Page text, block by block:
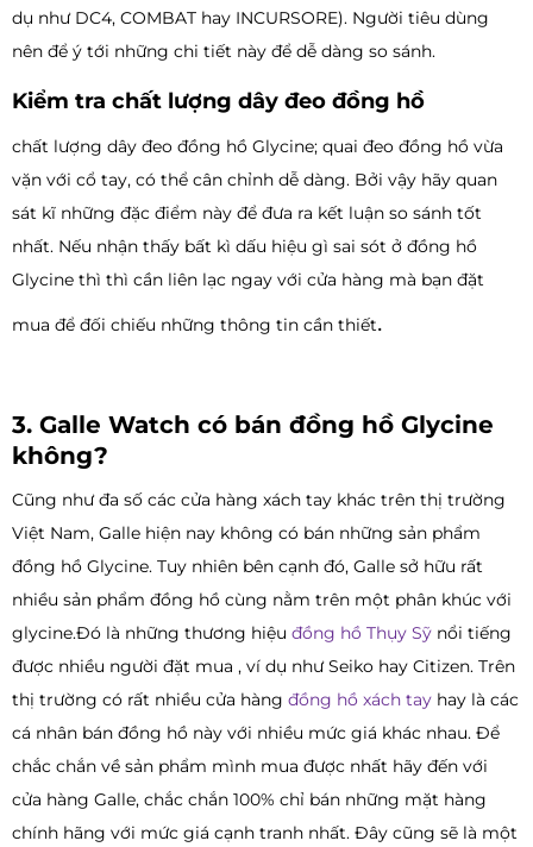
dụ như DC4, COMBAT hay INCURSORE). Người tiêu dùng
nên để ý tới những chi tiết này để dễ dàng so sánh.
Kiểm tra chất lượng dây đeo đồng hồ
chất lượng dây đeo đồng hồ Glycine; quai đeo đồng hồ vừa
vặn với cổ tay, có thể cân chỉnh dễ dàng. Bởi vậy hãy quan
sát kĩ những đặc điểm này để đưa ra kết luận so sánh tốt
nhất. Nếu nhận thấy bất kì dấu hiệu gì sai sót ở đồng hồ
Glycine thì thì cần liên lạc ngay với cửa hàng mà bạn đặt
mua để đối chiếu những thông tin cần thiết.
3. Galle Watch có bán đồng hồ Glycine
không?
Cũng như đa số các cửa hàng xách tay khác trên thị trường
Việt Nam, Galle hiện nay không có bán những sản phẩm
đồng hồ Glycine. Tuy nhiên bên cạnh đó, Galle sở hữu rất
nhiều sản phẩm đồng hồ cùng nằm trên một phân khúc với
glycine.Đó là những thương hiệu đồng hồ Thụy Sỹ nổi tiếng
được nhiều người đặt mua , ví dụ như Seiko hay Citizen. Trên
thị trường có rất nhiều cửa hàng đồng hồ xách tay hay là các
cá nhân bán đồng hồ này với nhiều mức giá khác nhau. Để
chắc chắn về sản phẩm mình mua được nhất hãy đến với
cửa hàng Galle, chắc chắn 100% chỉ bán những mặt hàng
chính hãng với mức giá cạnh tranh nhất. Đây cũng sẽ là một